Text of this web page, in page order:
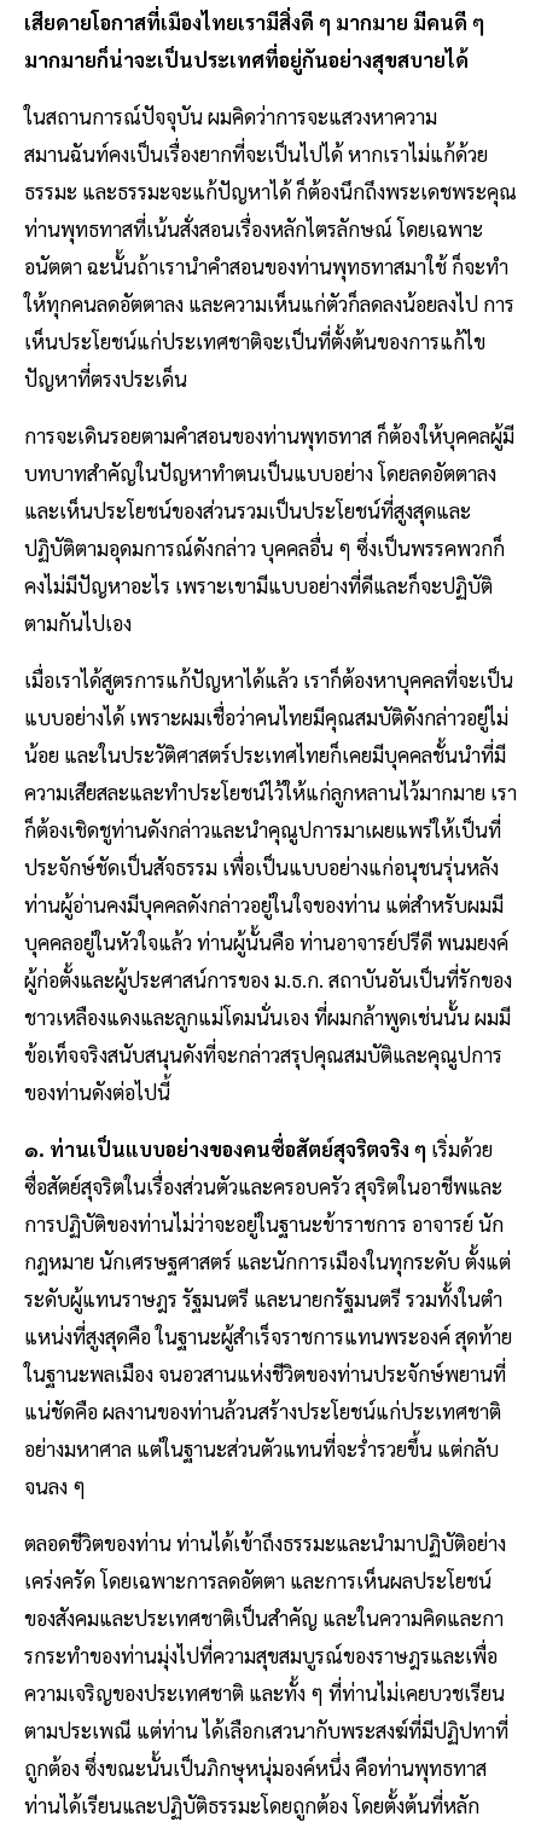
เสียดายโอกาสที่เมืองไทยเรามีสิ่งดี ๆ มากมาย มีคนดี ๆ
มากมายก็น่าจะเป็นประเทศที่อยู่กันอย่างสุขสบายได้
ในสถานการณ์ปัจจุบัน ผมคิดว่าการจะแสวงหาความ
สมานฉันท์คงเป็นเรื่องยากที่จะเป็นไปได้ หากเราไม่แก้ด้วย
ธรรมะ และธรรมะจะแก้ปัญหาได้ ก็ต้องนึกถึงพระเดชพระคุณ
ท่านพุทธทาสที่เน้นสั่งสอนเรื่องหลักไตรลักษณ์ โดยเฉพาะ
อนัตตา ฉะนั้นถ้าเรานําคําสอนของท่านพุทธทาสมาใช้ ก็จะทํา
ให้ทุกคนลดอัตตาลง และความเห็นแก่ตัวก็ลดลงน้อยลงไป การ
เห็นประโยชน์แก่ประเทศชาติจะเป็นที่ตั้งต้นของการแก้ไข
ปัญหาที่ตรงประเด็น
การจะเดินรอยตามคําสอนของท่านพุทธทาส ก็ต้องให้บุคคลผู้มี
บทบาทสําคัญในปัญหาทําตนเป็นแบบอย่าง โดยลดอัตตาลง
และเห็นประโยชน์ของส่วนรวมเป็นประโยชน์ที่สูงสุดและ
ปฏิบัติตามอุดมการณ์ดังกล่าว บุคคลอื่น ๆ ซึ่งเป็นพรรคพวกก็
คงไม่มีปัญหาอะไร เพราะเขามีแบบอย่างที่ดีและก็จะปฏิบัติ
ตามกันไปเอง
เมื่อเราได้สูตรการแก้ปัญหาได้แล้ว เราก็ต้องหาบุคคลที่จะเป็น
แบบอย่างได้ เพราะผมเชื่อว่าคนไทยมีคุณสมบัติดังกล่าวอยู่ไม่
น้อย และในประวัติศาสตร์ประเทศไทยก็เคยมีบุคคลชั้นนําที่มี
ความเสียสละและทําประโยชน์ไว้ให้แก่ลูกหลานไว้มากมาย เรา
ก็ต้องเชิดชูท่านดังกล่าวและนําคุณูปการมาเผยแพร่ให้เป็นที่
ประจักษ์ชัดเป็นสัจธรรม เพื่อเป็นแบบอย่างแก่อนุชนรุ่นหลัง
ท่านผู้อ่านคงมีบุคคลดังกล่าวอยู่ในใจของท่าน แต่สําหรับผมมี
บุคคลอยู่ในหัวใจแล้ว ท่านผู้นั้นคือ ท่านอาจารย์ปรีดี พนมยงค์
ผู้ก่อตั้งและผู้ประศาสน์การของ ม.ธ.ก. สถาบันอันเป็นที่รักของ
ชาวเหลืองแดงและลูกแม่โดมนั่นเอง ที่ผมกล้าพูดเช่นนั้น ผมมี
ข้อเท็จจริงสนับสนุนดังที่จะกล่าวสรุปคุณสมบัติและคุณูปการ
ของท่านดังต่อไปนี้
๑. ท่านเป็นแบบอย่างของคนซื่อสัตย์สุจริตจริง ๆ เริ่มด้วย
ซื่อสัตย์สุจริตในเรื่องส่วนตัวและครอบครัว สุจริตในอาชีพและ
การปฏิบัติของท่านไม่ว่าจะอยู่ในฐานะข้าราชการ อาจารย์ นัก
กฎหมาย นักเศรษฐศาสตร์ และนักการเมืองในทุกระดับ ตั้งแต่
ระดับผู้แทนราษฎร รัฐมนตรี และนายกรัฐมนตรี รวมทั้งในตํา
แหน่งที่สูงสุดคือ ในฐานะผู้สําเร็จราชการแทนพระองค์ สุดท้าย
ในฐานะพลเมือง จนอวสานแห่งชีวิตของท่านประจักษ์พยานที่
แน่ชัดคือ ผลงานของท่านล้วนสร้างประโยชน์แก่ประเทศชาติ
อย่างมหาศาล แต่ในฐานะส่วนตัวแทนที่จะร่ํารวยขึ้น แต่กลับ
จนลง ๆ
ตลอดชีวิตของท่าน ท่านได้เข้าถึงธรรมะและนํามาปฏิบัติอย่าง
เคร่งครัด โดยเฉพาะการลดอัตตา และการเห็นผลประโยชน์
ของสังคมและประเทศชาติเป็นสําคัญ และในความคิดและกา
รกระทําของท่านมุ่งไปที่ความสุขสมบูรณ์ของราษฎรและเพื่อ
ความเจริญของประเทศชาติ และทั้ง ๆ ที่ท่านไม่เคยบวชเรียน
ตามประเพณี แต่ท่าน ได้เลือกเสวนากับพระสงฆ์ที่มีปฏิปทาที่
ถูกต้อง ซึ่งขณะนั้นเป็นภิกษุหนุ่มองค์หนึ่ง คือท่านพุทธทาส
ท่านได้เรียนและปฏิบัติธรรมะโดยถูกต้อง โดยตั้งต้นที่หลัก